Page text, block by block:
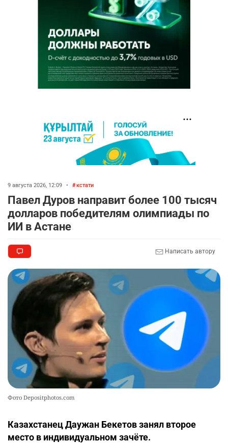
9 августа 2026, 12:09 • кстати
Павел Дуров направит более 100 тысяч
долларов победителям олимпиады по
ИИ в Астане
Написать автору
Фото Depositphotos.com
Казахстанец Даужан Бекетов занял второе
место в индивидуальном зачёте.